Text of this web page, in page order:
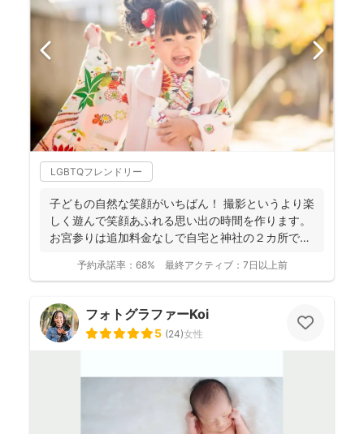
LGBTQフレンドリー
子どもの自然な笑顔がいちばん！ 撮影というより楽
しく遊んで笑顔あふれる思い出の時間を作ります。
お宮参りは追加料金なしで自宅と神社の２カ所で撮
予約承諾率： 68% 最終アクティブ： 7日以上前
フォトグラファーKoi
5 (24)女性